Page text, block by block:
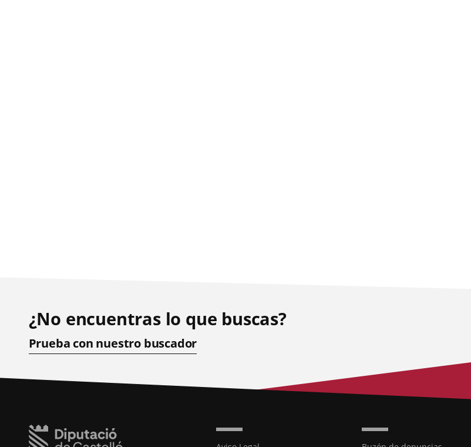
¿No encuentras lo que buscas?
Prueba con nuestro buscador